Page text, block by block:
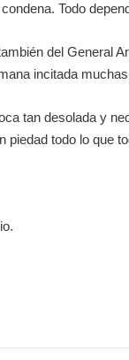
Todo
del General
incitada
tan desolada y
piedad todo lo que